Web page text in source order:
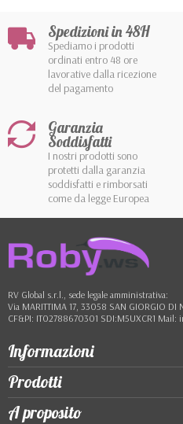
Spedizioni in 48H
Spediamo i prodotti
ordinati entro 48 ore
lavorative dalla ricezione
del pagamento
Garanzia
Soddisfatti
I nostri prodotti sono
protetti dalla garanzia
soddisfatti e rimborsati
come da legge Europea
RV Global s.r.l., sede legale amministrativa:
Via MARITTIMA 17, 33058 SAN GIORGIO DI
CF&PI: IT02788670301 SDI:M5UXCR1 Mail:
Informazioni
Prodotti
A proposito